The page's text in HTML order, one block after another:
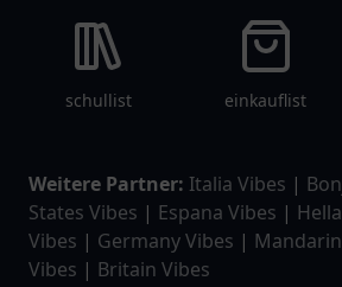
schullist einkauflist
Weitere Partner: Italia Vibes |
States Vibes | Espana Vibes |
Vibes | Germany Vibes |
Vibes | Britain Vibes